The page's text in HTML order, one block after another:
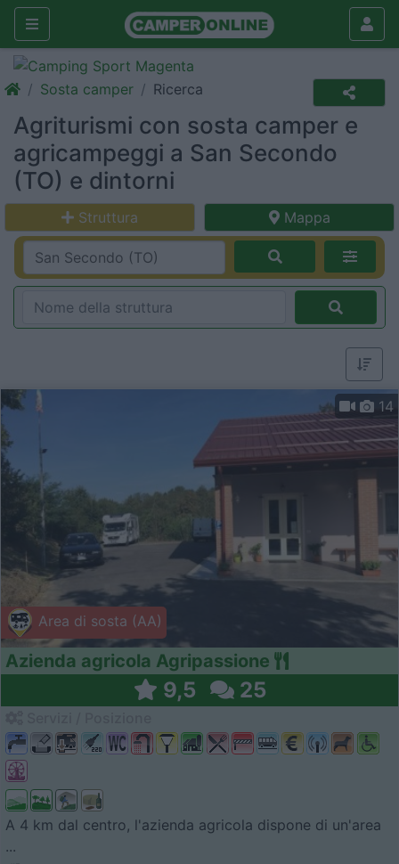
Sosta camper Ricerca
Agriturismi con sosta camper e
agricampeggi a San Secondo
(TO) e dintorni
Struttura Mappa
Area di sosta (AA)
14
Azienda agricola Agripassione
9,5 25
A 4 km dal centro, l'azienda agricola dispone di un'area
...